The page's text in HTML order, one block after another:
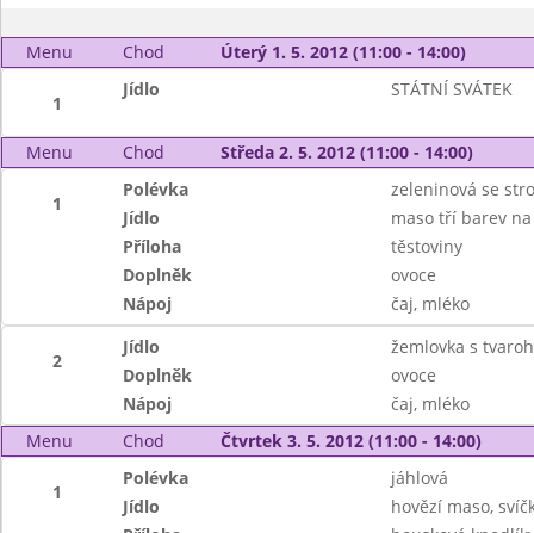
Menu Chod Úterý 1. 5. 2012 (11:00 - 14:00)
1
Jídlo STÁTNÍ SVÁTEK
Menu Chod Středa 2. 5. 2012 (11:00 - 14:00)
1
Polévka
zeleninová se
Jídlo
maso tří barev
Příloha
těstoviny
Doplněk
ovoce
Nápoj
čaj, mléko
2
Jídlo
žemlovka s
Doplněk
ovoce
Nápoj
čaj, mléko
Menu
Chod Čtvrtek 3. 5. 2012 (11:00 - 14:00)
1
Polévka
jáhlová
Jídlo
hovězí maso,